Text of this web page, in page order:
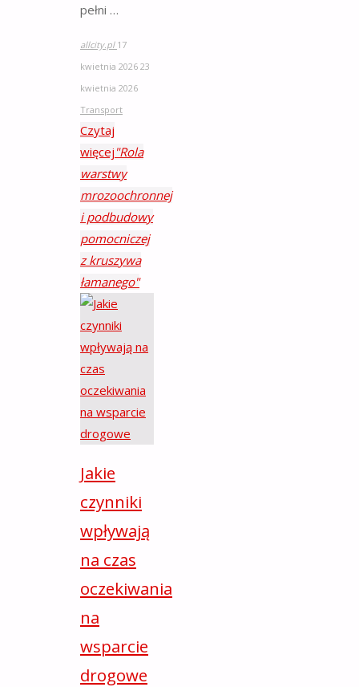
pełni …
allcity.pl 17
kwietnia 2026 23
kwietnia 2026
Transport
Czytaj
więcej "Rola
warstwy
mrozoochronnej
i podbudowy
pomocniczej
z kruszywa
łamanego"
Jakie
czynniki
wpływają
na czas
oczekiwania
na
wsparcie
drogowe